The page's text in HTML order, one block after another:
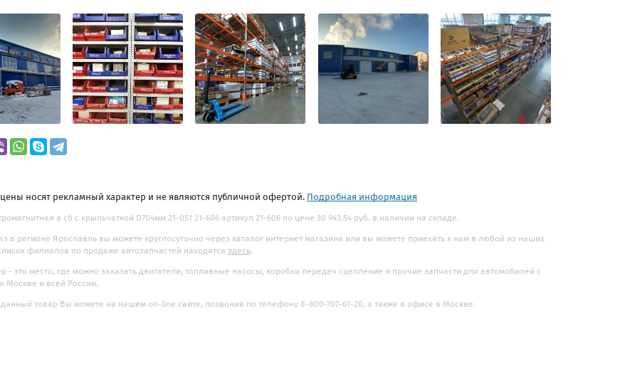
носят рекламный характер и не являются публичной офертой. Подробная информация
в сб с крыльчаткой D704мм 21-051 21-606 артикул 21-606 по цене 30 943.54 руб. в наличии на складе.
в регионе Ярославль вы можете круглосуточно через каталог интернет магазина или вы можете приехать к нам в любой из наших
филиалов по продаже автозапчастей находятся здесь.
- это место, где можно заказать двигатели, топливные насосы, коробки передач сцепление и прочие запчасти для автомобилей с
Москве и всей России.
товар Вы можете на нашем on-line сайте, позвонив по телефону 8-800-707-61-20, а также в офисе в Москве.